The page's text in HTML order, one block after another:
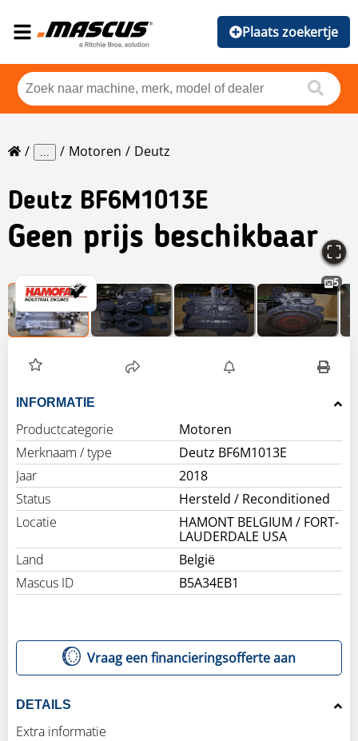
Plaats zoekertje
... Motoren Deutz
Deutz BF6M1013E
Geen prijs beschikbaar
5
INFORMATIE
Productcategorie
Motoren
Merknaam / type
Deutz BF6M1013E
Jaar
2018
Status
Hersteld / Reconditioned
Locatie
HAMONT BELGIUM / FORT-
LAUDERDALE USA
Land
België
Mascus ID
B5A34EB1
Vraag een financieringsofferte aan
DETAILS
Extra informatie